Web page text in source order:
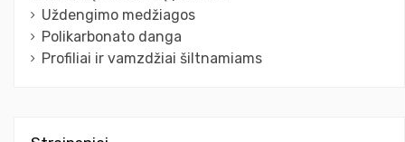
Uždengimo medžiagos
Polikarbonato danga
Profiliai ir vamzdžiai šiltnamiams